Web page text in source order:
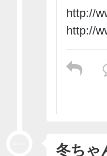
http://
http://
冬ちゃ